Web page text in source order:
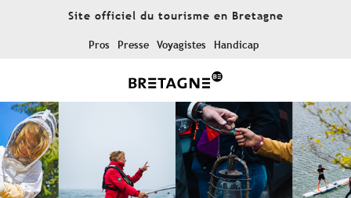
Site officiel du tourisme en Bretagne
Pros Presse Voyagistes Handicap